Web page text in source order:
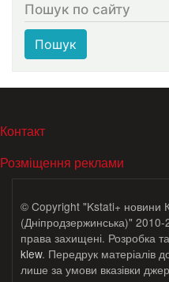
Пошук по сайту
Пошук
МЕНЮ В ПОДВАЛЕ
Контакт
Розміщення реклами
© Copyright "Kstati+ новини
(Дніпродзержинська)" 2010-
права захищені. Розробка
klew. Передрук матеріалів
лише за умови вказівки